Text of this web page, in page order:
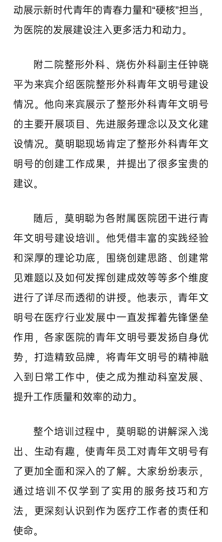
动展示新时代青年的青春力量和“硬核”担当，
为医院的发展建设注入更多活力和动力。
附二院整形外科、烧伤外科副主任钟晓
平为来宾介绍医院整形外科青年文明号建设
情况。他向来宾展示了整形外科青年文明号
的主要开展项目、先进服务理念以及文化建
设情况。莫明聪现场肯定了整形外科青年文
明号的创建工作成果，并提出了很多宝贵的
建议。
随后，莫明聪为各附属医院团干进行青
年文明号建设培训。他凭借丰富的实践经验
和深厚的理论功底，围绕创建思路、创建常
见难题以及如何发挥创建成效等等多个维度
进行了详尽而透彻的讲授。他表示，青年文
明号在医疗行业发展中一直发挥着先锋堡垒
作用，各家医院的青年文明号要发扬自身优
势，打造精致品牌，将青年文明号的精神融
入到日常工作中，使之成为推动科室发展、
提升工作质量和效率的动力。
整个培训过程中，莫明聪的讲解深入浅
出、生动有趣，使青年员工对青年文明号有
了更加全面和深入的了解。大家纷纷表示，
通过培训不仅学到了实用的服务技巧和方
法，更深刻认识到作为医疗工作者的责任和
使命。